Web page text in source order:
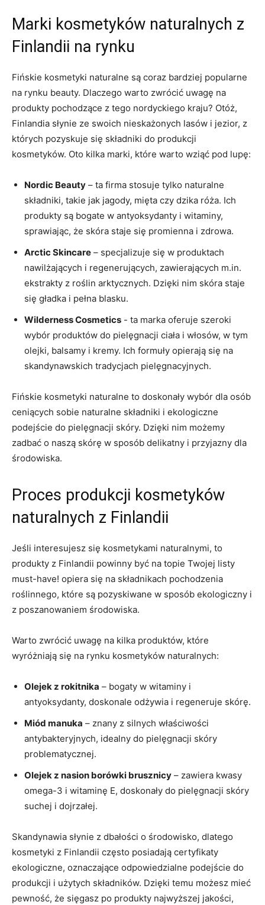
Marki kosmetyków naturalnych z
Finlandii na⁤ rynku
Fińskie kosmetyki naturalne są coraz⁢ bardziej popularne
na ‍rynku beauty. Dlaczego⁢ warto zwrócić uwagę na
produkty ‍pochodzące z tego‍ nordyckiego kraju? Otóż,
‍Finlandia słynie⁤ ze swoich nieskażonych⁢ lasów i ‌jezior, z
‍których⁣ pozyskuje się składniki do produkcji
kosmetyków.‌ Oto‌ kilka marki,‍ które​ warto wziąć pod⁢ lupę:
Nordic Beauty – ta firma stosuje ⁢tylko naturalne
składniki, takie jak jagody, mięta ​czy dzika róża. ⁣Ich
produkty są‍ bogate w antyoksydanty i witaminy,
sprawiając, że skóra staje ‍się​ promienna⁢ i zdrowa.
Arctic Skincare – specjalizuje się w produktach⁤
nawilżających i regenerujących, zawierających m.in.
ekstrakty z ‍roślin arktycznych. Dzięki⁢ nim skóra staje
się gładka i pełna blasku.
Wilderness Cosmetics ‌- ta marka oferuje szeroki​
wybór produktów do ​pielęgnacji ciała i‌ włosów, w tym
olejki, balsamy i kremy. Ich formuły opierają się na
skandynawskich tradycjach pielęgnacyjnych.
Fińskie kosmetyki naturalne to‍ doskonały⁢ wybór dla⁣ osób
‌ceniących sobie naturalne⁢ składniki i ekologiczne
podejście ⁣do pielęgnacji skóry. Dzięki ‍nim możemy
zadbać o ⁤naszą skórę‌ w sposób delikatny i przyjazny dla
środowiska.
Proces produkcji kosmetyków
naturalnych ‍z ⁣Finlandii
Jeśli interesujesz się kosmetykami naturalnymi, to
‌produkty z Finlandii‌ powinny być na topie Twojej ‌listy
must-have! opiera ⁤się na składnikach pochodzenia
roślinnego, które są pozyskiwane w sposób ekologiczny​ i
z poszanowaniem środowiska.
Warto ​zwrócić uwagę na kilka produktów,​ które
⁣wyróżniają ⁣się na rynku kosmetyków naturalnych:
Olejek z rokitnika – bogaty w‌ witaminy i⁣
antyoksydanty, doskonale odżywia⁤ i regeneruje ⁢skórę.
Miód manuka – znany​ z silnych właściwości
antybakteryjnych, idealny ‌do pielęgnacji⁢ skóry
problematycznej.
Olejek z nasion borówki brusznicy – zawiera kwasy
omega-3 i witaminę E, doskonały ​do pielęgnacji skóry
suchej i dojrzałej.
Skandynawia słynie z dbałości⁢ o środowisko, dlatego
kosmetyki z Finlandii⁢ często posiadają certyfikaty
ekologiczne, oznaczające odpowiedzialne podejście do
produkcji i użytych⁢ składników. Dzięki temu możesz ⁤mieć⁣
pewność, że sięgasz po produkty najwyższej jakości,